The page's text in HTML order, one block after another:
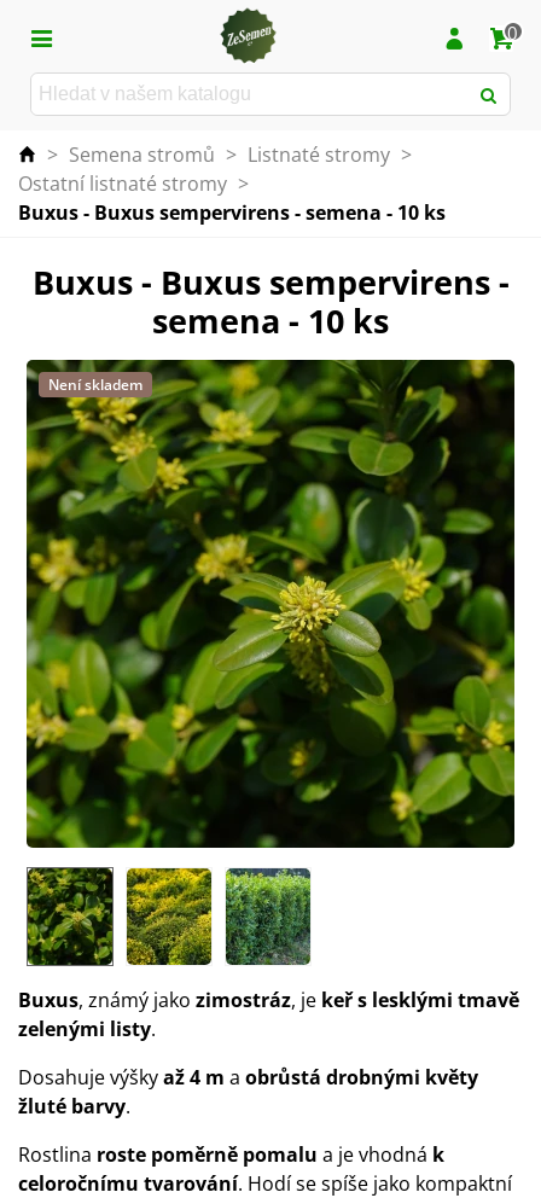
0
> Semena stromů > Listnaté stromy >
Ostatní listnaté stromy >
Buxus - Buxus sempervirens - semena - 10 ks
Buxus - Buxus sempervirens -
semena - 10 ks
Není skladem
Buxus, známý jako zimostráz, je keř s lesklými tmavě
zelenými listy.
Dosahuje výškyaž 4 m a obrůstá drobnými květy
žluté barvy.
Rostlina roste poměrně pomalu a je vhodná k
celoročnímu tvarování. Hodí se spíše jako kompaktní